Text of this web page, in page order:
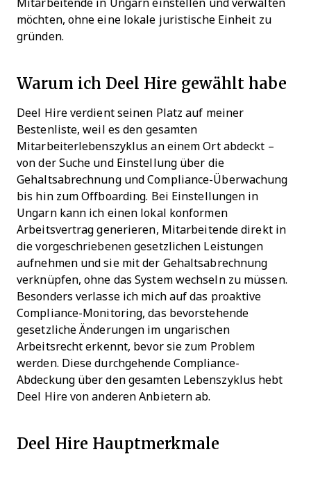
Mitarbeitende in Ungarn einstellen und verwalten
möchten, ohne eine lokale juristische Einheit zu
gründen.
Warum ich Deel Hire gewählt habe
Deel Hire verdient seinen Platz auf meiner
Bestenliste, weil es den gesamten
Mitarbeiterlebenszyklus an einem Ort abdeckt –
von der Suche und Einstellung über die
Gehaltsabrechnung und Compliance-Überwachung
bis hin zum Offboarding. Bei Einstellungen in
Ungarn kann ich einen lokal konformen
Arbeitsvertrag generieren, Mitarbeitende direkt in
die vorgeschriebenen gesetzlichen Leistungen
aufnehmen und sie mit der Gehaltsabrechnung
verknüpfen, ohne das System wechseln zu müssen.
Besonders verlasse ich mich auf das proaktive
Compliance-Monitoring, das bevorstehende
gesetzliche Änderungen im ungarischen
Arbeitsrecht erkennt, bevor sie zum Problem
werden. Diese durchgehende Compliance-
Abdeckung über den gesamten Lebenszyklus hebt
Deel Hire von anderen Anbietern ab.
Deel Hire Hauptmerkmale